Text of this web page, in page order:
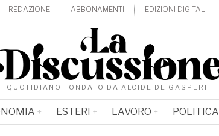
REDAZIONE ABBONAMENTI EDIZIONI DIGITALI
QUOTIDIANO FONDATO DA ALCIDE DE GASPERI
ESTERI LAVORO POLITICA